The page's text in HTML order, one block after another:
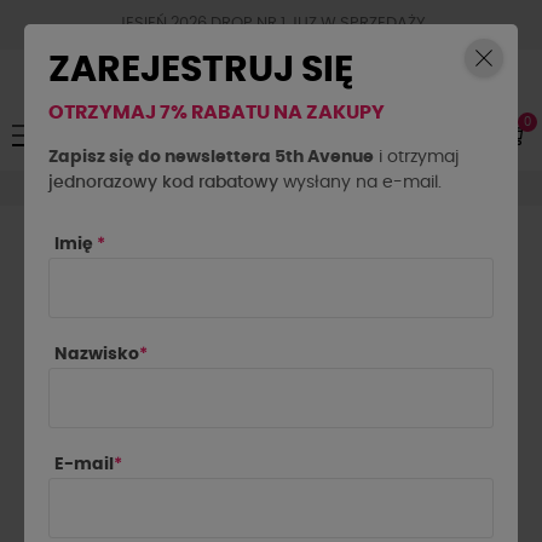
JESIEŃ 2026 DROP NR.1 JUZ W SPRZEDAŻY
Toggle
navigation
☰ 0
Komplety
ZAREJESTRUJ SIĘ
OTRZYMAJ 7% RABATU NA ZAKUPY
Zapisz się do newslettera 5th Avenue i otrzymaj
jednorazowy kod rabatowy wysłany na e-mail.
Imię *
Nazwisko*
E-mail *